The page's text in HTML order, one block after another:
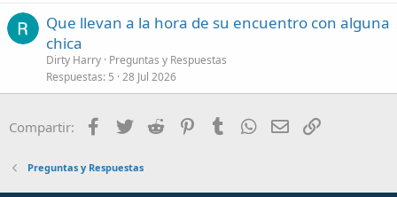
Que llevan a la hora de su encuentro con alguna
chica
Dirty Harry Preguntas y Respuestas
Respuestas 5 28 Jul 2026
Compartir: Facebook
Twitter Reddit PinterestTumblrWhatsAppCorreo
Preguntas y Respuestas